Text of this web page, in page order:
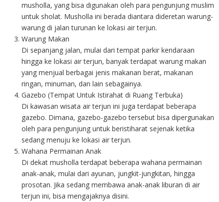
musholla, yang bisa digunakan oleh para pengunjung muslim
untuk sholat. Musholla ini berada diantara dideretan warung-
warung di jalan turunan ke lokasi air terjun.
Warung Makan
Di sepanjang jalan, mulai dari tempat parkir kendaraan
hingga ke lokasi air terjun, banyak terdapat warung makan
yang menjual berbagai jenis makanan berat, makanan
ringan, minuman, dan lain sebagainya.
Gazebo (Tempat Untuk Istirahat di Ruang Terbuka)
Di kawasan wisata air terjun ini juga terdapat beberapa
gazebo. Dimana, gazebo-gazebo tersebut bisa dipergunakan
oleh para pengunjung untuk beristiharat sejenak ketika
sedang menuju ke lokasi air terjun.
Wahana Permainan Anak
Di dekat musholla terdapat beberapa wahana permainan
anak-anak, mulai dari ayunan, jungkit-jungkitan, hingga
prosotan. Jika sedang membawa anak-anak liburan di air
terjun ini, bisa mengajaknya disini.